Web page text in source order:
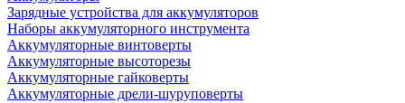
Зарядные устройства для аккумуляторов
Наборы аккумуляторного инструмента
Аккумуляторные винтоверты
Аккумуляторные высоторезы
Аккумуляторные гайковерты
Аккумуляторные дрели-шуруповерты